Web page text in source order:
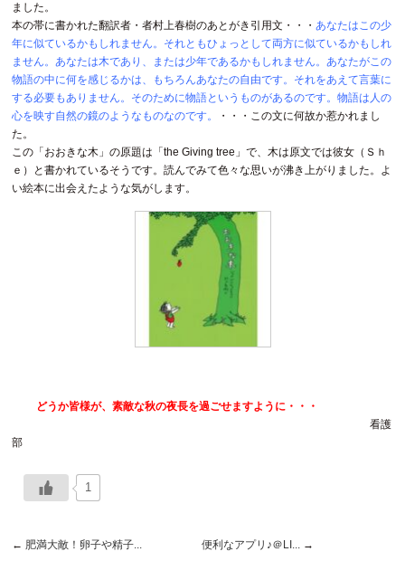
ました。
本の帯に書かれた翻訳者・者村上春樹のあとがき引用文・・・あなたはこの少
年に似ているかもしれません。それともひょっとして両方に似ているかもしれ
ません。あなたは木であり、または少年であるかもしれません。あなたがこの
物語の中に何を感じるかは、もちろんあなたの自由です。それをあえて言葉に
する必要もありません。そのために物語というものがあるのです。物語は人の
心を映す自然の鏡のようなものなのです。
・・・この文に何故か惹かれまし
た。
この「おおきな木」の原題は「the Giving tree」で、木は原文では彼女（Ｓｈ
ｅ）と書かれているそうです。読んでみて色々な思いが沸き上がりました。よ
い絵本に出会えたような気がします。
どうか皆様が、素敵な秋の夜長を過ごせますように・・・
看護
部
1
← 肥満大敵！卵子や精子... 便利なアプリ♪＠LI... →